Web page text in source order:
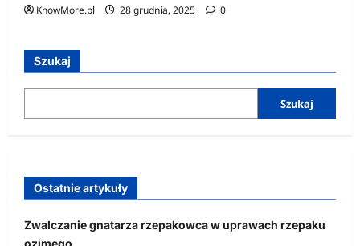
KnowMore.pl 28 grudnia, 2025 0
Szukaj
Szukaj
Ostatnie artykuły
Zwalczanie gnatarza rzepakowca w uprawach rzepaku
ozimego